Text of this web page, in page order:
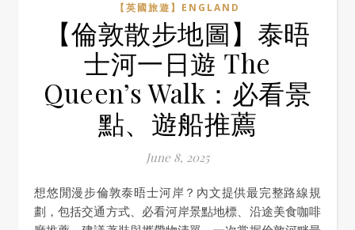
【英國旅遊】ENGLAND
【倫敦散步地圖】泰晤
士河一日遊 The
Queen’s Walk：必看景
點、遊船推薦
June 8, 2025
想悠閒漫步倫敦泰晤士河岸？內文提供最完整路線規
劃，包括交通方式、必看河岸景點地標、沿途美食咖啡